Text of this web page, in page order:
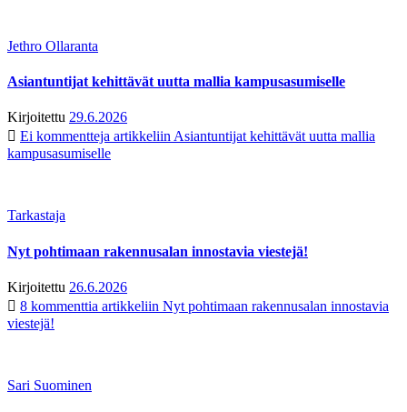
Jethro Ollaranta
Asiantuntijat kehittävät uutta mallia kampusasumiselle
Kirjoitettu 29.6.2026
Ei kommentteja artikkeliin Asiantuntijat kehittävät uutta mallia
kampusasumiselle
Tarkastaja
Nyt pohtimaan rakennusalan innostavia viestejä!
Kirjoitettu 26.6.2026
8 kommenttia artikkeliin Nyt pohtimaan rakennusalan innostavia
viestejä!
Sari Suominen